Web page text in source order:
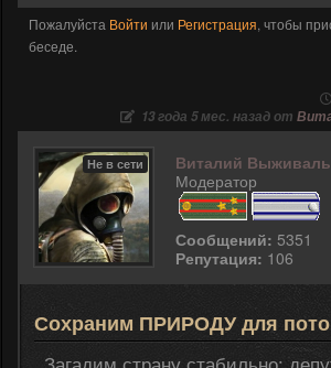
Пожалуйста Войти или Регистрация, чтобы
беседе.
13 года 5 мес. назад от
Не в сети
Виталий
Модератор
Сообщений: 5351
Репутация: 106
Сохраним ПРИРОДУ для